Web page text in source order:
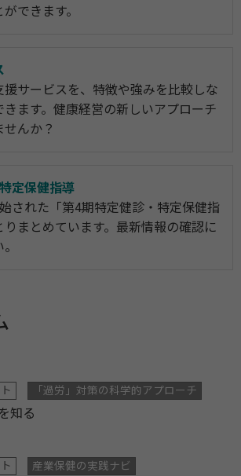
できます。
援サービスを、特徴や強みを比較しな
ます。健康経営の新しいアプローチ
んか？
定保健指導
された「第4期特定健診・特定保健指
まとめています。最新情報の確認に
「過労」対策の科学的アプローチ
知る
産業保健の実践ナビ